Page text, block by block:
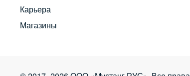
Карьера
Магазины